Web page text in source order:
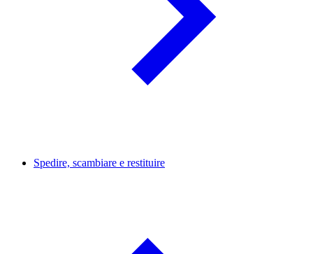
Spedire, scambiare e restituire